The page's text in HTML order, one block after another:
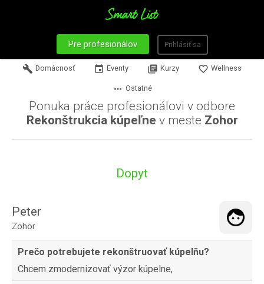
Pre profesionálov Prihlásiť sa
build Domácnosť event Eventy library_books Kurzy favorite_border Wellness
more_horiz Ostatné
Ponuka práce profesionálovi v odbore
Rekonštrukcia kúpeľne v meste Zohor
Dopyt
Peter
Zohor
Prečo potrebujete rekonštruovať kúpelňu?
Chcem zmodernizovať výzor kúpelne,